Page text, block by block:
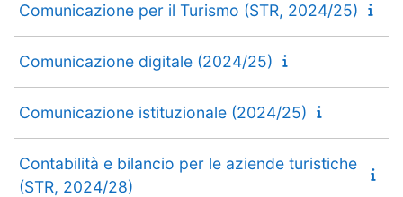
Comunicazione per il Turismo (STR, 2024/25)
Comunicazione digitale (2024/25)
Comunicazione istituzionale (2024/25)
Contabilità e bilancio per le aziende turistiche
(STR, 2024/28)